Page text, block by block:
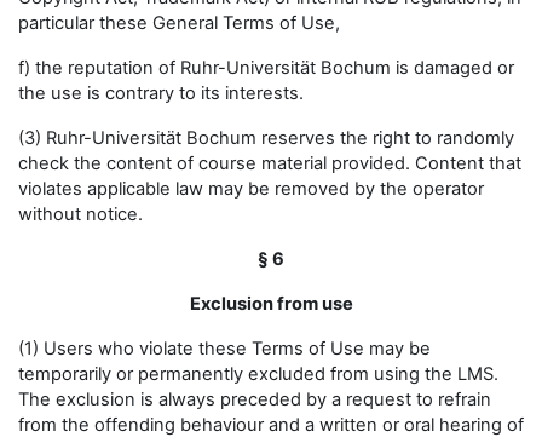
particular these General Terms of Use,
f) the reputation of Ruhr-Universität Bochum is damaged or
the use is contrary to its interests.
(3) Ruhr-Universität Bochum reserves the right to randomly
check the content of course material provided. Content that
violates applicable law may be removed by the operator
without notice.
§ 6
Exclusion from use
(1) Users who violate these Terms of Use may be
temporarily or permanently excluded from using the LMS.
The exclusion is always preceded by a request to refrain
from the offending behaviour and a written or oral hearing of